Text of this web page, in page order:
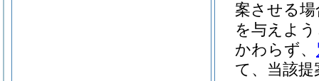
案させる
を与えよ
かわらず、
て、当該